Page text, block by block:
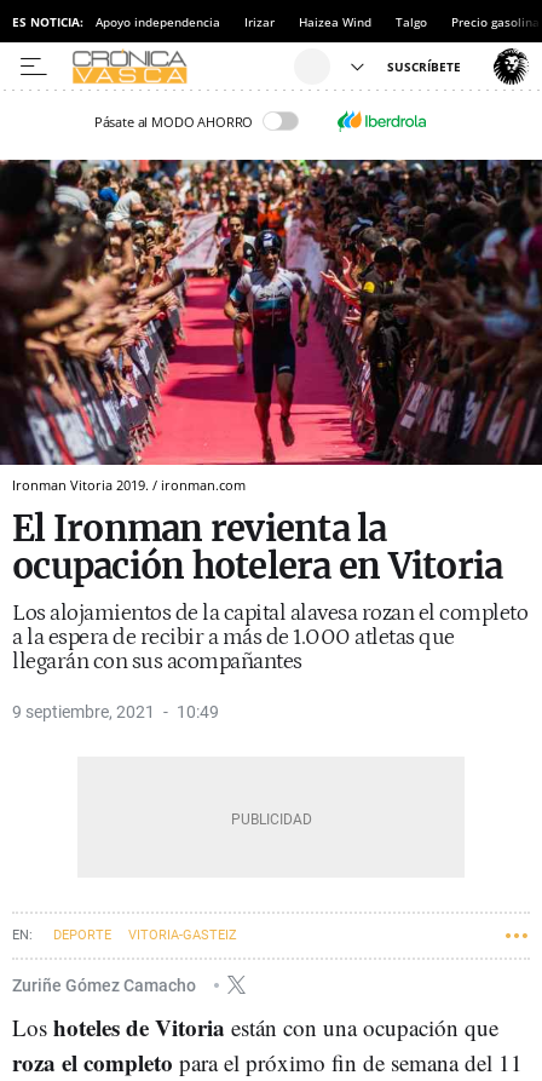
ES NOTICIA: Apoyo independencia Irizar Haizea Wind Talgo Precio gasolina
Pásate al MODO AHORRO
Ironman Vitoria 2019. / ironman.com
El Ironman revienta la
ocupación hotelera en Vitoria
Los alojamientos de la capital alavesa rozan el completo
a la espera de recibir a más de 1.000 atletas que
llegarán con sus acompañantes
9 septiembre, 2021 10:49
DEPORTE VITORIA-GASTEIZ
Zuriñe Gómez Camacho
Los hoteles de Vitoria están con una ocupación que
roza el completo para el próximo fin de semana del 11